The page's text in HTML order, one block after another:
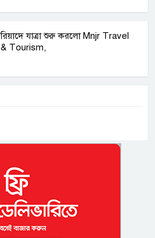
রিয়াদে যাত্রা শুরু করলো Mnjr Travel
& Tourism,